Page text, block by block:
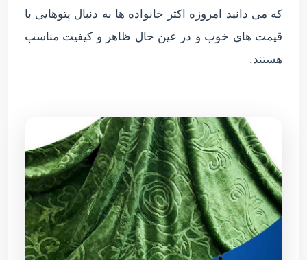
که می دانید امروزه اکثر خانواده ها به دنبال پتوهایی با
قیمت های خوب و در عین حال ظاهر و کیفیت مناسب
هستند.